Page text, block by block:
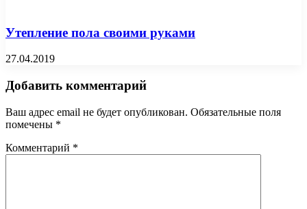
Утепление пола своими руками
27.04.2019
Добавить комментарий
Ваш адрес email не будет опубликован. Обязательные поля
помечены *
Комментарий *